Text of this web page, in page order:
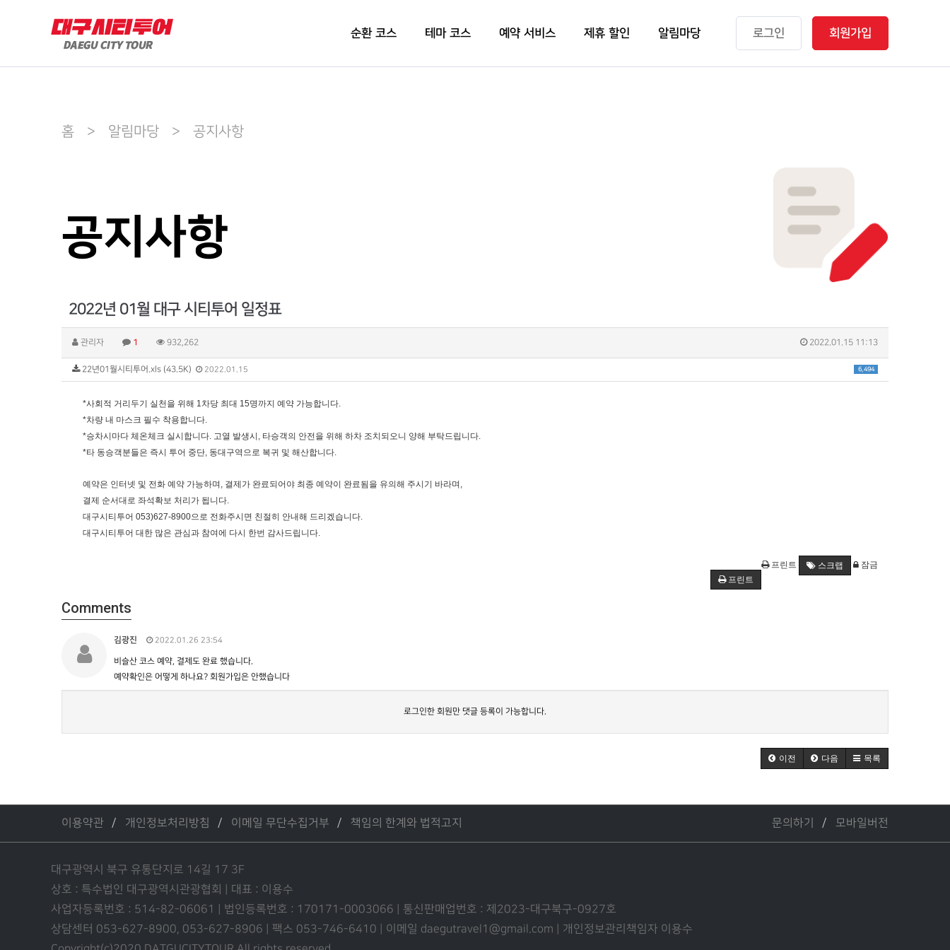
순환 코스 테마 코스 예약 서비스 제휴 할인 알림마당 로그인 회원가입
홈 > 알림마당 > 공지사항
공지사항
2022년 01월 대구 시티투어 일정표
관리자 1 932,262 2022.01.15 11:13
6,494
22년01월시티투어.xls (43.5K) 2022.01.15
*사회적 거리두기 실천을 위해 1차당 최대 15명까지 예약 가능합니다.
*차량 내 마스크 필수 착용합니다.
*승차시마다 체온체크 실시합니다. 고열 발생시, 타승객의 안전을 위해 하차 조치되오니 양해 부탁드립니다.
*타 동승객분들은 즉시 투어 중단, 동대구역으로 복귀 및 해산합니다.
예약은 인터넷 및 전화 예약 가능하며, 결제가 완료되어야 최종 예약이 완료됨을 유의해 주시기 바라며,
결제 순서대로 좌석확보 처리가 됩니다.
대구시티투어 053)627-8900으로 전화주시면 친절히 안내해 드리겠습니다.
대구시티투어 대한 많은 관심과 참여에 다시 한번 감사드립니다.
프린트 스크랩
잠금
프린트
Comments
김광진 2022.01.26 23:54
비슬산 코스 예약, 결제도 완료 했습니다.
예약확인은 어떻게 하나요? 회원가입은 안했습니다
로그인한 회원만 댓글 등록이 가능합니다.
이전 다음 목록
이용약관 개인정보처리방침 이메일 무단수집거부 책임의 한계와 법적고지 문의하기 모바일버전
대구광역시 북구 유통단지로 14길 17 3F
상호 : 특수법인 대구광역시관광협회 | 대표 : 이용수
사업자등록번호 : 514-82-06061 | 법인등록번호 : 170171-0003066 | 통신판매업번호 : 제2023-대구북구-0927호
상담센터 053-627-8900, 053-627-8906 | 팩스 053-746-6410 | 이메일 daegutravel1@gmail.com | 개인정보관리책임자 이용수